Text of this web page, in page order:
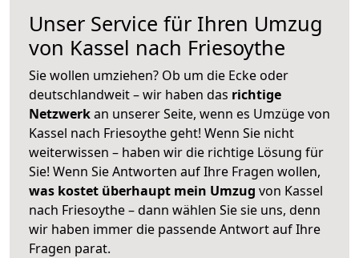
Unser Service für Ihren Umzug
von Kassel nach Friesoythe
Sie wollen umziehen? Ob um die Ecke oder
deutschlandweit – wir haben das richtige
Netzwerkan unserer Seite, wenn es Umzüge von
Kassel nach Friesoythe geht! Wenn Sie nicht
weiterwissen – haben wir die richtige Lösung für
Sie! Wenn Sie Antworten auf Ihre Fragen wollen,
was kostet überhaupt mein Umzug von Kassel
nach Friesoythe – dann wählen Sie sie uns, denn
wir haben immer die passende Antwort auf Ihre
Fragen parat.